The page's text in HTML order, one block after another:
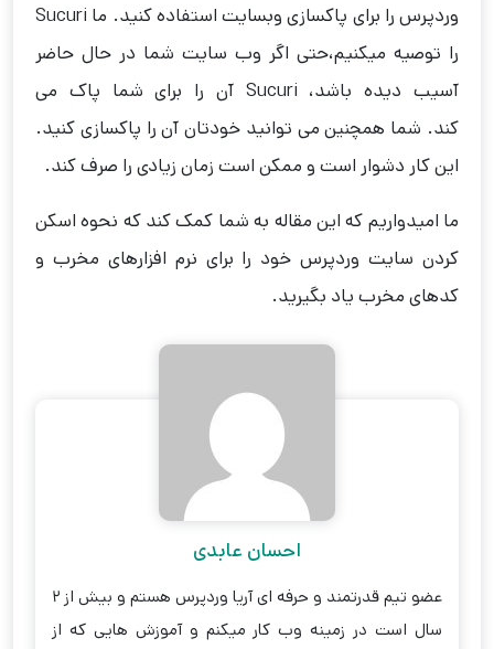
وردپرس را برای پاکسازی وبسایت استفاده کنید. ما Sucuri
را توصیه میکنیم،حتی اگر وب سایت شما در حال حاضر
آسیب دیده باشد، Sucuri آن را برای شما پاک می
کند. شما همچنین می توانید خودتان آن را پاکسازی کنید.
این کار دشوار است و ممکن است زمان زیادی را صرف کند.
ما امیدواریم که این مقاله به شما کمک کند که نحوه اسکن
کردن سایت وردپرس خود را برای نرم افزارهای مخرب و
کدهای مخرب یاد بگیرید.
احسان عابدی
عضو تیم قدرتمند و حرفه ای آریا وردپرس هستم و بیش از 2
سال است در زمینه وب کار میکنم و آموزش هایی که از